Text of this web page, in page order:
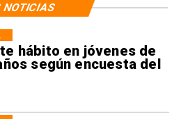
hábito en jóvenes de
según encuesta del
NOTICIAS